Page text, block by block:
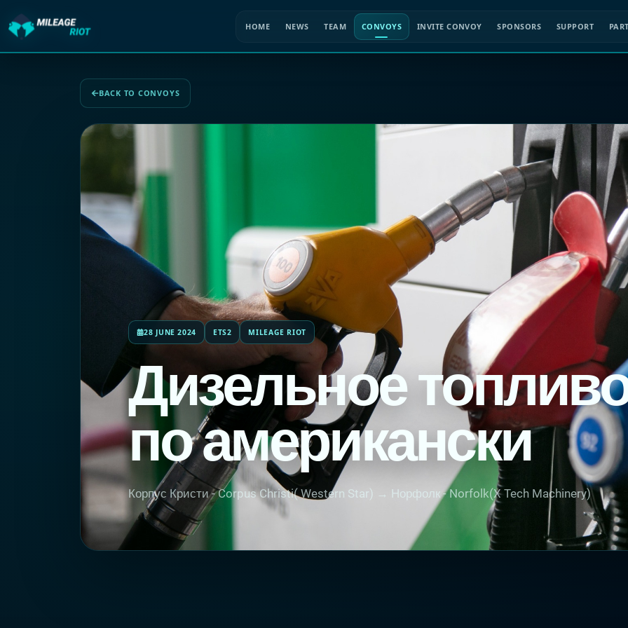
BACK TO CONVOYS
28 JUNE 2024 ETS2 MILEAGE RIOT
Дизельное
по американски
Корпус Кристи - Corpus Christi( Western Star) → Норфолк - Norfolk(X Tech Machinery)
HOME NEWS TEAM CONVOYS INVITE CONVOY SPONSORS SUPPORT